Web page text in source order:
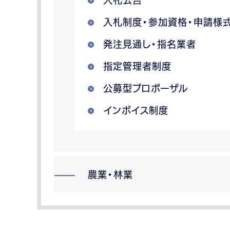
入札制度・参加資格・申請様
発注見通し・指名業者
指定管理者制度
公募型プロポーザル
インボイス制度
農業・林業